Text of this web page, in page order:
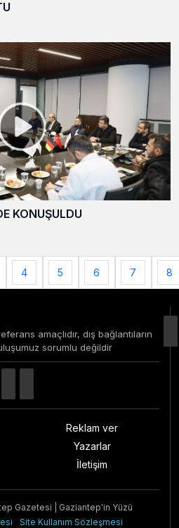
KONUŞULDU
4 5 6 7 8
amaçlıdır, dış bağlantıların
sorumlu değildir
Reklam ver
Yazarlar
İletişim
Gazetesi | Gaziantep'in Yüzü
Site Kullanım Sözleşmesi